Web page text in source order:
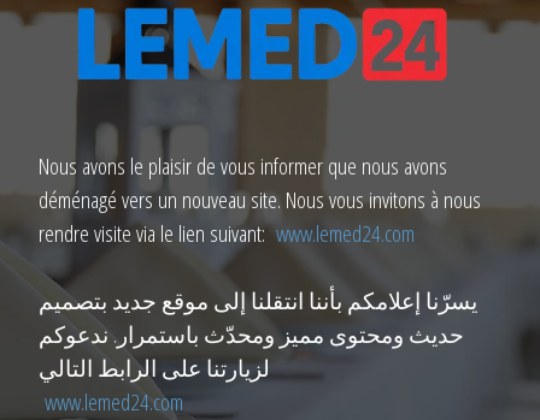
Nous avons le plaisir de vous informer que nous avons
déménagé vers un nouveau site. Nous vous invitons à nous
rendre visite via le lien suivant:www.lemed24.com
يسرّنا إعلامكم بأننا انتقلنا إلى موقع جديد بتصميم
حديث ومحتوى مميز ومحدّث باستمرار. ندعوكم
لزيارتنا على الرابط التالي
www.lemed24.com